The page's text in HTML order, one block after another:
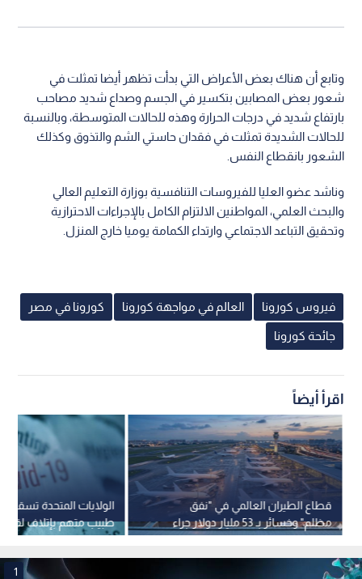
وتابع أن هناك بعض الأعراض التي بدأت تظهر أيضا تمثلت في
شعور بعض المصابين بتكسير في الجسم وصداع شديد مصاحب
بارتفاع شديد في درجات الحرارة وهذه للحالات المتوسطة، وبالنسبة
للحالات الشديدة تمثلت في فقدان حاستي الشم والتذوق وكذلك
الشعور بانقطاع النفس.
وناشد عضو العليا للفيروسات التنافسية بوزارة التعليم العالي
والبحث العلمي، المواطنين الالتزام الكامل بالإجراءات الاحترازية
وتحقيق التباعد الاجتماعي وارتداء الكمامة يوميا خارج المنزل.
فيروس كورونا العالم في مواجهة كورونا كورونا في مصر
جائحة كورونا
اقرأ أيضاً
الولايات المتحدة تسقط
طبيب متهم بإتلاف
وإصدار شهادات مزورة
قطاع الطيران العالمي في "نفق
مظلم" وخسائر بـ 53 مليار دولار جراء
الحرب
1